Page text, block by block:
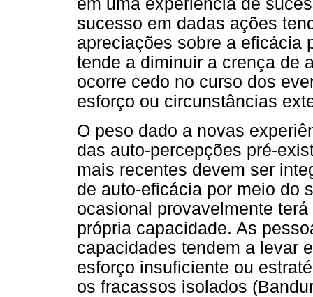
em uma experiência de
sucesso em dadas ações
apreciações sobre a eficácia
tende a diminuir a crença de
ocorre cedo no curso dos
esforço ou circunstâncias
O peso dado a novas
das auto-percepções pré-
mais recentes devem ser
de auto-eficácia por meio do
ocasional provavelmente
própria capacidade. As
capacidades tendem a levar
esforço insuficiente ou
os fracassos isolados